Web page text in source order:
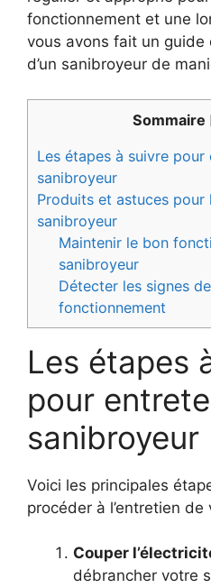
fonctionnement et une
vous avons fait un guide
d’un sanibroyeur de
Sommaire
Les étapes à suivre
sanibroyeur
Produits et astuces pour
sanibroyeur
Maintenir le bon
sanibroyeur
Détecter les signes
fonctionnement
Les étapes
pour
sanibroyeur
Voici les principales
procéder à l’entretien
Couper
débrancher votre